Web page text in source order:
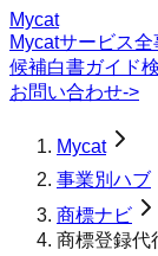
Mycat
Mycatサービス全
候補白書ガイド
お問い合わせ->
Mycat
事業別ハブ
商標ナビ
商標登録代